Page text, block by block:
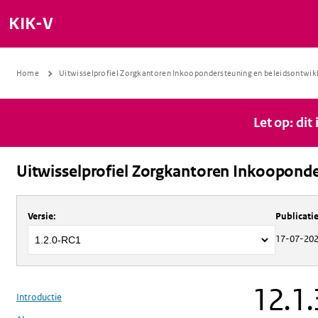
KIK-V
Home Uitwisselprofiel Zorgkantoren Inkoopondersteuning en
Let op: dit
Uitwisselprofiel Zorgkantoren
Over Uitwisselprofiel Zorgkantoren
Versie:
17-07-
Introductie